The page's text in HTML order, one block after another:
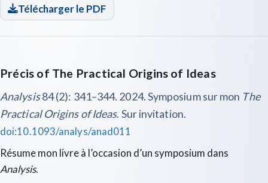
Télécharger le PDF
Précis of The Practical Origins of Ideas
Analysis84 (2): 341–344. 2024. Symposium sur mon The
Practical Origins of Ideas. Sur invitation.
doi:10.1093/analys/anad011
Résume mon livre à l’occasion d’un symposium dans
Analysis.